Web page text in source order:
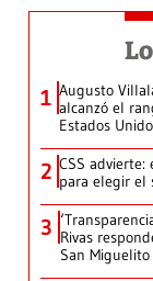
1 Augusto
alcanzó el
Estados
2 CSS
para elegir el
3 Rivas
San Miguelito